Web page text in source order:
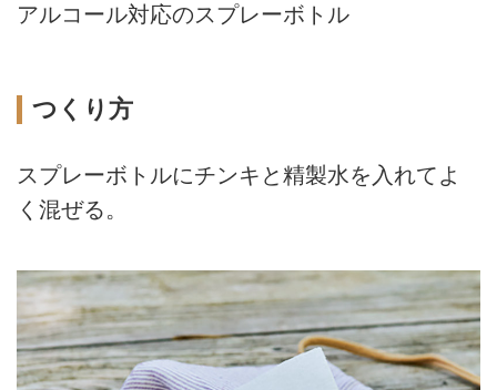
アルコール対応のスプレーボトル
つくり方
スプレーボトルにチンキと精製水を入れてよ
く混ぜる。